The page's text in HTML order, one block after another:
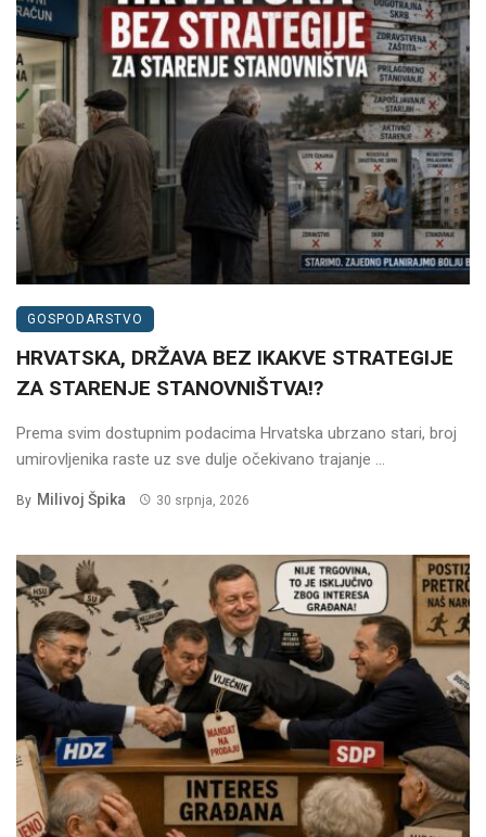
GOSPODARSTVO
HRVATSKA, DRŽAVA BEZ IKAKVE STRATEGIJE
ZA STARENJE STANOVNIŠTVA!?
Prema svim dostupnim podacima Hrvatska ubrzano stari, broj
umirovljenika raste uz sve dulje očekivano trajanje ...
By Milivoj Špika 30 srpnja, 2026